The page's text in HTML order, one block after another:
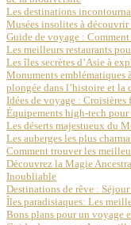
Les destinations
Musées insolites à
Guide de voyage :
Les meilleurs restaurants
Les îles secrètes d’Asie à
Monuments emblématiques
plongée dans l’histoire et la
Idées de voyage :
Équipements high-tech
Les déserts majestueux du
Les auberges les plus
Comment trouver les
Découvrez la Magie
Inoubliable
Destinations de rêve :
Îles paradisiaques: Les
Bons plans pour un voyage